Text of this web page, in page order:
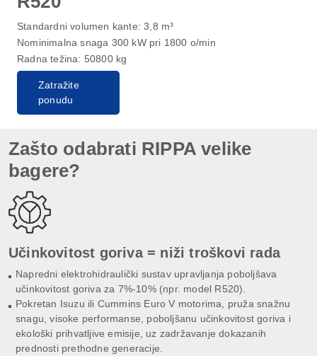
Standardni volumen kante: 3,8 m³
Nominimalna snaga 300 kW pri 1800 o/min
Radna težina: 50800 kg
Zatražite
ponudu
Zašto odabrati RIPPA velike
bagere?
Učinkovitost goriva = niži troškovi rada
Napredni elektrohidraulički sustav upravljanja poboljšava
učinkovitost goriva za 7%-10% (npr. model R520).
Pokretan Isuzu ili Cummins Euro V motorima, pruža snažnu
snagu, visoke performanse, poboljšanu učinkovitost goriva i
ekološki prihvatljive emisije, uz zadržavanje dokazanih
prednosti prethodne generacije.